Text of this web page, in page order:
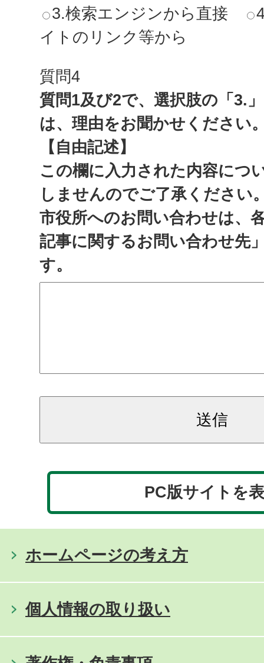
3.検索エンジンから直接
イトのリンク等から
質問4
質問1及び2で、選択肢の「3.
は、理由をお聞かせください
【自由記述】
この欄に入力された内容につ
しませんのでご了承ください
市役所へのお問い合わせは、
記事に関するお問い合わせ先
す。
PC版サイトを
ホームページの考え方
個人情報の取り扱い